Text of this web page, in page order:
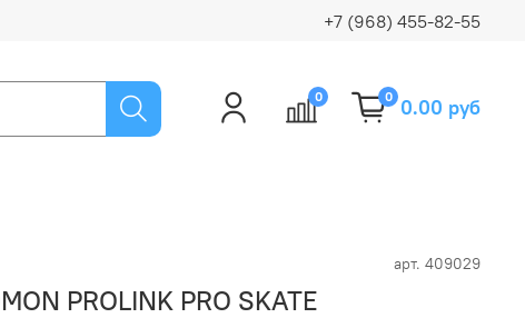
+7 (968) 455-82-55
0 0 0.00 руб
арт. 409029
PROLINK PRO SKATE